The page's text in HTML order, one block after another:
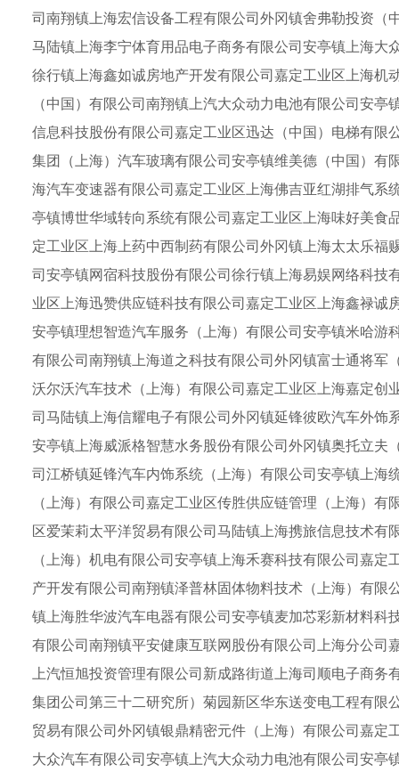
司南翔镇上海宏信设备工程有限公司外冈镇舍弗勒投资
马陆镇上海李宁体育用品电子商务有限公司安亭镇上海
徐行镇上海鑫如诚房地产开发有限公司嘉定工业区上海
（中国）有限公司南翔镇上汽大众动力电池有限公司安
信息科技股份有限公司嘉定工业区迅达（中国）电梯有
集团（上海）汽车玻璃有限公司安亭镇维美德（中国）
海汽车变速器有限公司嘉定工业区上海佛吉亚红湖排气
亭镇博世华域转向系统有限公司嘉定工业区上海味好美
定工业区上海上药中西制药有限公司外冈镇上海太太乐
司安亭镇网宿科技股份有限公司徐行镇上海易娱网络科
业区上海迅赞供应链科技有限公司嘉定工业区上海鑫禄
安亭镇理想智造汽车服务（上海）有限公司安亭镇米哈
有限公司南翔镇上海道之科技有限公司外冈镇富士通将
沃尔沃汽车技术（上海）有限公司嘉定工业区上海嘉定
司马陆镇上海信耀电子有限公司外冈镇延锋彼欧汽车外
安亭镇上海威派格智慧水务股份有限公司外冈镇奥托立
司江桥镇延锋汽车内饰系统（上海）有限公司安亭镇上
（上海）有限公司嘉定工业区传胜供应链管理（上海）
区爱茉莉太平洋贸易有限公司马陆镇上海携旅信息技术
（上海）机电有限公司安亭镇上海禾赛科技有限公司嘉
产开发有限公司南翔镇泽普林固体物料技术（上海）有
镇上海胜华波汽车电器有限公司安亭镇麦加芯彩新材料
有限公司南翔镇平安健康互联网股份有限公司上海分公
上汽恒旭投资管理有限公司新成路街道上海司顺电子商
集团公司第三十二研究所）菊园新区华东送变电工程有
贸易有限公司外冈镇银鼎精密元件（上海）有限公司嘉
大众汽车有限公司安亭镇上汽大众动力电池有限公司安